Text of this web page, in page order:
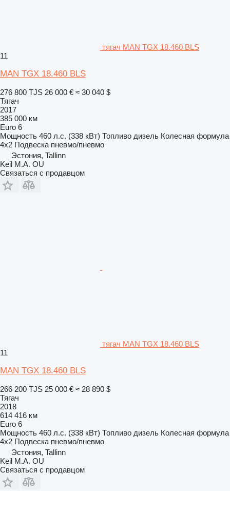
тягач MAN TGX 18.460 BLS
11
MAN TGX 18.460 BLS
276 800 TJS 26 000 € ≈ 30 040 $
Тягач
2017
385 000 км
Euro 6
Мощность 460 л.с. (338 кВт) Топливо дизель Колесная формула
4x2 Подвеска пневмо/пневмо
Эстония, Tallinn
Keil M.A. OU
Связаться с продавцом
тягач MAN TGX 18.460 BLS
11
MAN TGX 18.460 BLS
266 200 TJS 25 000 € ≈ 28 890 $
Тягач
2018
614 416 км
Euro 6
Мощность 460 л.с. (338 кВт) Топливо дизель Колесная формула
4x2 Подвеска пневмо/пневмо
Эстония, Tallinn
Keil M.A. OU
Связаться с продавцом